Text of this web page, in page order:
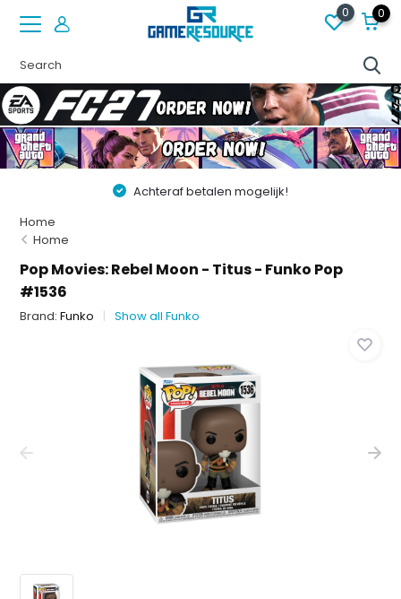
0 0
Achteraf betalen mogelijk!
Home
Home
Pop Movies: Rebel Moon - Titus - Funko Pop
#1536
Brand:Funko Show all Funko